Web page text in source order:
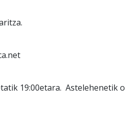
19:00etara. Astelehenetik